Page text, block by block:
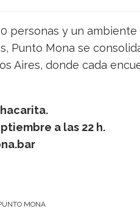
personas y un
Punto Mona se
Aires, donde cada
a las 22 h.
MONA